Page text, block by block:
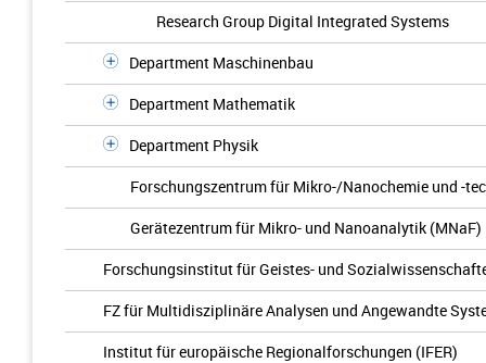
Research Group Digital Integrated Systems
Department Maschinenbau
Department Mathematik
Department Physik
Forschungszentrum für Mikro-/Nanochemie und -
Gerätezentrum für Mikro- und Nanoanalytik (MNaF)
Forschungsinstitut für Geistes- und
FZ für Multidisziplinäre Analysen und Angewandte
Institut für europäische Regionalforschungen (IFER)